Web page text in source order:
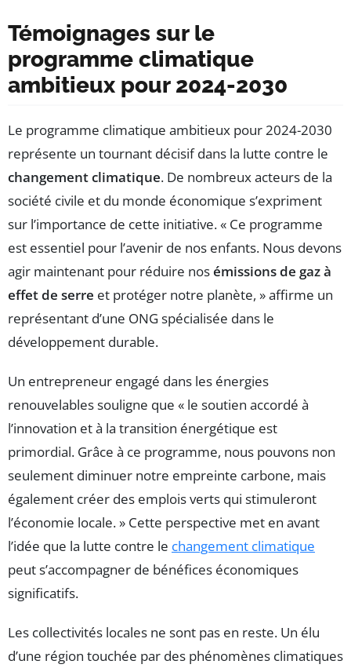
Témoignages sur le
programme climatique
ambitieux pour 2024-2030
Le programme climatique ambitieux pour 2024-2030
représente un tournant décisif dans la lutte contre le
changement climatique. De nombreux acteurs de la
société civile et du monde économique s’expriment
sur l’importance de cette initiative. « Ce programme
est essentiel pour l’avenir de nos enfants. Nous devons
agir maintenant pour réduire nosémissions de gaz à
effet de serre et protéger notre planète, » affirme un
représentant d’une ONG spécialisée dans le
développement durable.
Un entrepreneur engagé dans les énergies
renouvelables souligne que « le soutien accordé à
l’innovation et à la transition énergétique est
primordial. Grâce à ce programme, nous pouvons non
seulement diminuer notre empreinte carbone, mais
également créer des emplois verts qui stimuleront
l’économie locale. » Cette perspective met en avant
l’idée que la lutte contre le changement climatique
peut s’accompagner de bénéfices économiques
significatifs.
Les collectivités locales ne sont pas en reste. Un élu
d’une région touchée par des phénomènes climatiques